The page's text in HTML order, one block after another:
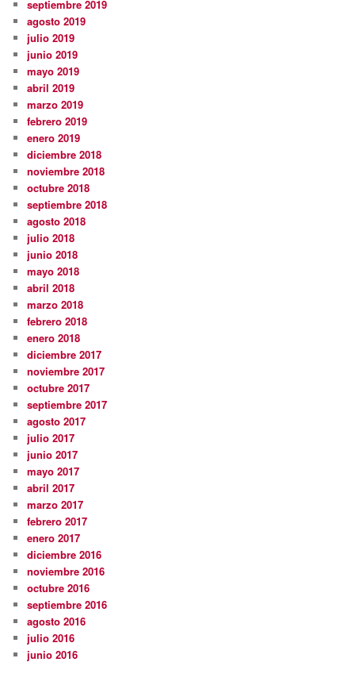
septiembre 2019
agosto 2019
julio 2019
junio 2019
mayo 2019
abril 2019
marzo 2019
febrero 2019
enero 2019
diciembre 2018
noviembre 2018
octubre 2018
septiembre 2018
agosto 2018
julio 2018
junio 2018
mayo 2018
abril 2018
marzo 2018
febrero 2018
enero 2018
diciembre 2017
noviembre 2017
octubre 2017
septiembre 2017
agosto 2017
julio 2017
junio 2017
mayo 2017
abril 2017
marzo 2017
febrero 2017
enero 2017
diciembre 2016
noviembre 2016
octubre 2016
septiembre 2016
agosto 2016
julio 2016
junio 2016